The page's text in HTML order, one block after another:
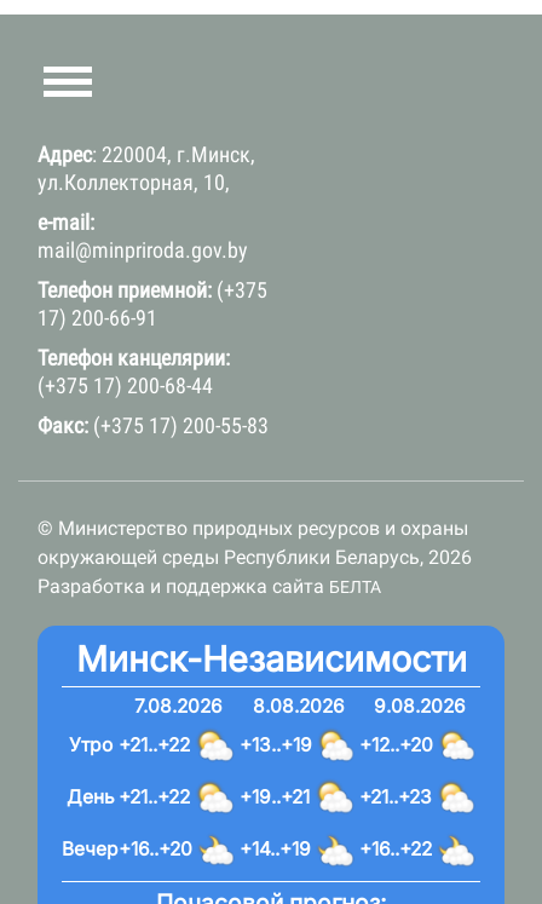
Адрес: 220004, г.Минск,
ул.Коллекторная, 10,
e-mail:
mail@minpriroda.gov.by
Телефон приемной: (+375
17) 200-66-91
Телефон канцелярии:
(+375 17) 200-68-44
Факс: (+375 17) 200-55-83
© Министерство природных ресурсов и охраны
окружающей среды Республики Беларусь, 2026
Разработка и поддержка сайта БЕЛТА
Минск-Независимости
7.08.2026
+21..+22
+21..+22
+16..+20
8.08.2026
+13..+19
+19..+21
+14..+19
9.08.2026
+12..+20
+21..+23
+16..+22
Вечер
День
Утро